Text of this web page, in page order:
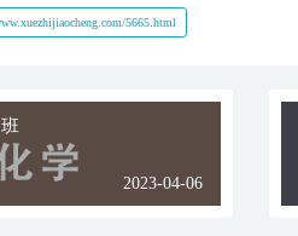
5665.html
2023-04-06